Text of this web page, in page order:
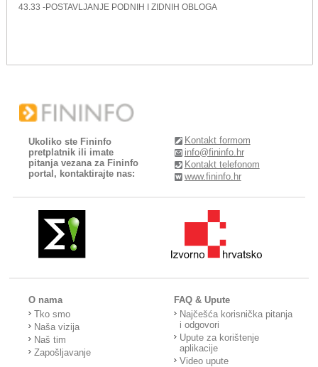
43.33 -POSTAVLJANJE PODNIH I ZIDNIH OBLOGA
Ukoliko ste Fininfo
pretplatnik ili imate
pitanja vezana za Fininfo
portal, kontaktirajte nas:
Kontakt formom
info@fininfo.hr
Kontakt telefonom
www.fininfo.hr
O nama
Tko smo
Naša vizija
Naš tim
Zapošljavanje
FAQ & Upute
Najčešća korisnička pitanja
i odgovori
Upute za korištenje
aplikacije
Video upute